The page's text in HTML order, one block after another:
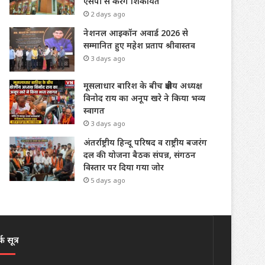
2 days ago
नेशनल आइकॉन अवार्ड 2026 से
सम्मानित हुए महेश प्रताप श्रीवास्तव
3 days ago
मूसलाधार बारिश के बीच क्षेत्रीय अध्यक्ष
विनोद राय का अनूप खरे ने किया भव्य
स्वागत
3 days ago
अंतर्राष्ट्रीय हिन्दू परिषद व राष्ट्रीय बजरंग
दल की योजना बैठक संपन्न, संगठन
विस्तार पर दिया गया जोर
5 days ago
सूत्र